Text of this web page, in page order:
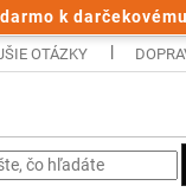
k
OTÁZKY